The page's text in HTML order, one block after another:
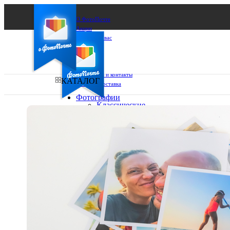
О ФотоПочте
Акции
Сделаем за вас
Бизнесу
FAQ
Франшиза
Поддержка и контакты
Оплата и доставка
Выберите из списка:
КАТАЛОГ
Фотографии
Классические
10х15
15х15
15х20
20х20
20х30
30х30
30х40
Фото
в